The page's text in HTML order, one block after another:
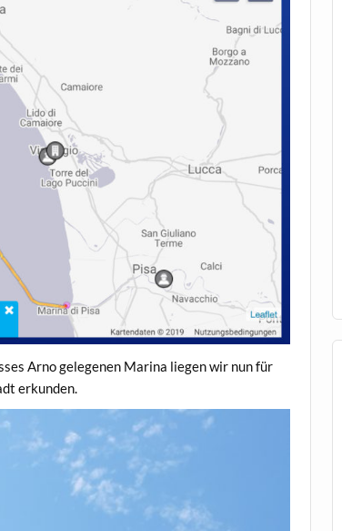
Arno gelegenen Marina liegen wir nun für
erkunden.